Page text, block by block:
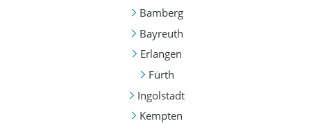
Bamberg
Bayreuth
Erlangen
Fürth
Ingolstadt
Kempten